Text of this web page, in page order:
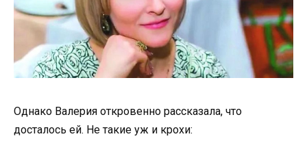
Однако Валерия откровенно рассказала, что
досталось ей. Не такие уж и крохи: